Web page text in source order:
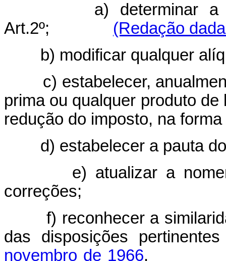
a) determinar a
Art.2º; (Redação
b) modificar qualquer
c) estabelecer,
prima ou qualquer produto
redução do imposto, na forma
d) estabelecer a pauta do
e) atualizar a
correções;
f) reconhecer a
das disposições
novembro de 1966